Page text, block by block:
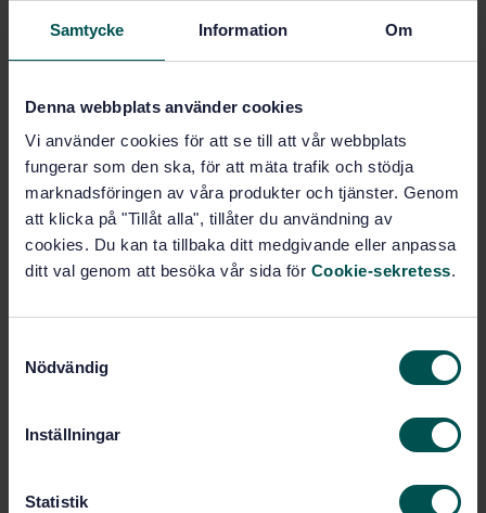
Samtycke Information Om
Denna webbplats använder cookies
Vi använder cookies för att se till att vår webbplats
fungerar som den ska, för att mäta trafik och stödja
marknadsföringen av våra produkter och tjänster. Genom
att klicka på "Tillåt alla", tillåter du användning av
cookies. Du kan ta tillbaka ditt medgivande eller anpassa
ditt val genom att besöka vår sida för Cookie-sekretess.
Nödvändig
Inställningar
Statistik
PDF
Product information
Language: English Swedish
Written by:Svenska institutet för
standarder
International title:
Approved:
Replaces: SS-ISO 865
Within the same area